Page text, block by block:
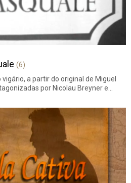
(6)
a partir do original de Miguel
por Nicolau Breyner e…